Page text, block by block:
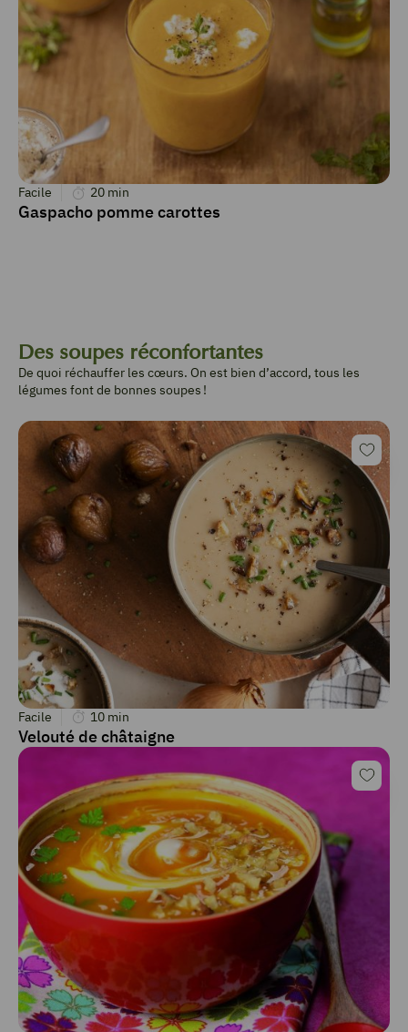
Facile 20 min
Gaspacho pomme carottes
Des soupes réconfortantes
De quoi réchauffer les cœurs. On est bien d’accord, tous les
légumes font de bonnes soupes !
Facile 10 min
Velouté de châtaigne